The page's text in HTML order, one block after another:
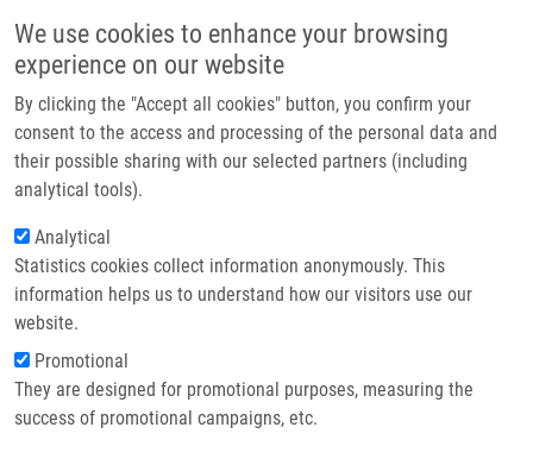
We use cookies to enhance your browsing
experience on our website
By clicking the "Accept all cookies" button, you confirm your
consent to the access and processing of the personal data and
their possible sharing with our selected partners (including
analytical tools).
Analytical
Statistics cookies collect information anonymously. This
information helps us to understand how our visitors use our
website.
Promotional
They are designed for promotional purposes, measuring the
success of promotional campaigns, etc.
Main
Domů
Partner institutions
Technologie a služby
Kontakt
Drobečková navigace
Domů
Multicentre Validation Of a MicroRNA-based Assay For Diagnosing
Indeterminate Thyroid Nodules Utilising Fine Needle Aspirate Smears
Multicentre validation of a microRNA-
based assay for diagnosing
indeterminate thyroid nodules
utilising fine needle aspirate smears